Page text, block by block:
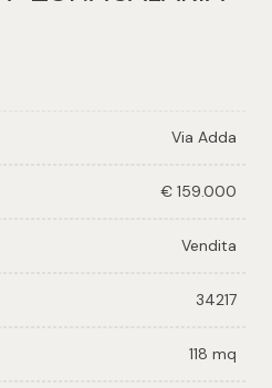
Via Adda
€ 159.000
Vendita
34217
118 mq